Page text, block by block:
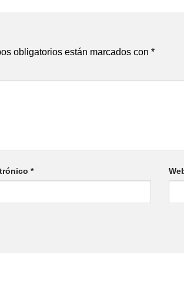
obligatorios están marcados con *
*